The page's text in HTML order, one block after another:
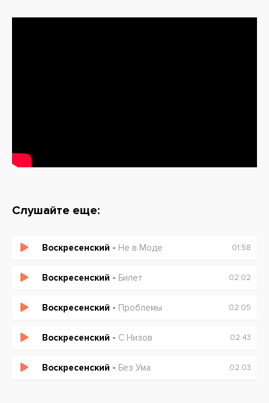
Слушайте еще:
Воскресенский - Не в Моде 01:58
Воскресенский - Билет 02:02
Воскресенский - Проблемы 02:05
Воскресенский - С Низов 02:43
Воскресенский - Без Ума 02:03